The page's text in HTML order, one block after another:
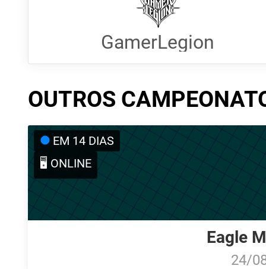
GamerLegion
OUTROS
EM 14 DIAS
🖥️ ONLINE
Eagle
24/